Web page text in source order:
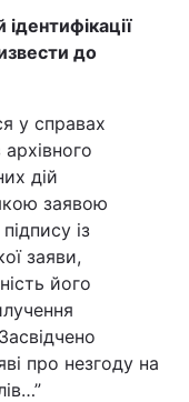
до
у справах
дій
заявою
із
заяви,
його
про незгоду на